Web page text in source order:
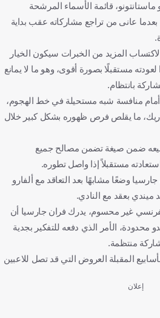
ماستانتونو، قائمة الأسماء المرشحة
بعدما عانى من تراجع مشاركاته عقب بداية
المزيد من الخبرات سيكون الخيار
مستقبلًا بصورة أقوى، وهو ما لا يمانع
بانتظام.
أمام منافسة شبه مستحيلة في خط الهجوم،
ما يقلص فرص ظهوره بشكل كبير خلال
بيعه ضمن صيغة تضمن مصالح جميع
مستقبلاً إذا واصل تطوره.
وضعًا مشابهًا بعد التعاقد مع ألفارو
ميندي بعقد مع النادي.
غير محسوم، يدرك فران جارسيا أن
الأمر الذي دفعه للتفكير بجدية
منتظمة.
المقبلة العروض التي قد تصل للاعبين
إعلان